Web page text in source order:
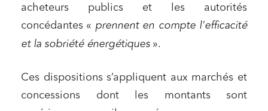
acheteurs publics et les autorités
concédantes « prennent en compte l'efficacité
et la sobriété énergétiques ».
Ces dispositions s’appliquent aux marchés et
concessions dont les montants sont